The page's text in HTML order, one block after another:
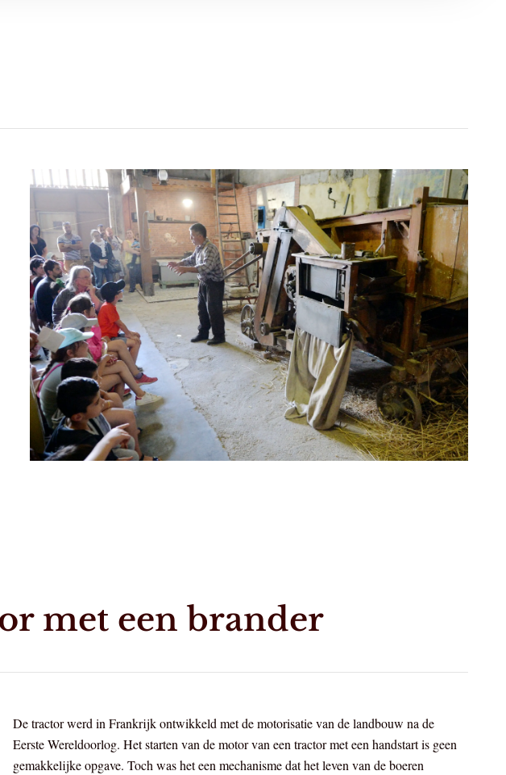
met een brander
De tractor werd in Frankrijk ontwikkeld met de motorisatie van de landbouw na de
Eerste Wereldoorlog. Het starten van de motor van een tractor met een handstart is geen
gemakkelijke opgave. Toch was het een mechanisme dat het leven van de boeren